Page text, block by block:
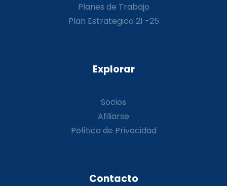
Planes de Trabajo
Plan Estrategico 21 -25
Explorar
Socios
Afiliarse
Política de Privacidad
Contacto